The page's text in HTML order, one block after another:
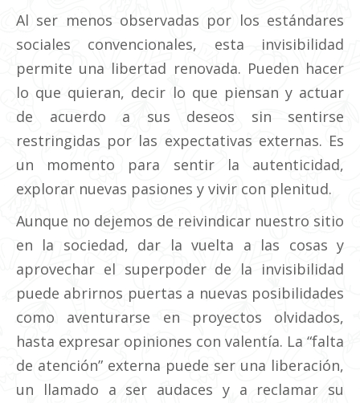
Al ser menos observadas por los estándares
sociales convencionales, esta invisibilidad
permite una libertad renovada. Pueden hacer
lo que quieran, decir lo que piensan y actuar
de acuerdo a sus deseos sin sentirse
restringidas por las expectativas externas. Es
un momento para sentir la autenticidad,
explorar nuevas pasiones y vivir con plenitud.
Aunque no dejemos de reivindicar nuestro sitio
en la sociedad, dar la vuelta a las cosas y
aprovechar el superpoder de la invisibilidad
puede abrirnos puertas a nuevas posibilidades
como aventurarse en proyectos olvidados,
hasta expresar opiniones con valentía. La “falta
de atención” externa puede ser una liberación,
un llamado a ser audaces y a reclamar su